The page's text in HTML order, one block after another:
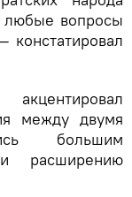
вопросы
констатировал
акцентировал
между двумя
большим
расширению